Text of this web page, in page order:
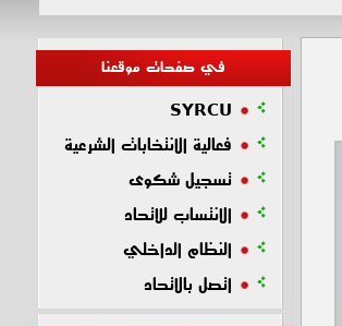
في صفحات موقعنا
SYRCU
فعالية الانتخابات الشرعية
تسجيل شكوى
الانتساب للاتحاد
النظام الداخلي
اتصل بالاتحاد